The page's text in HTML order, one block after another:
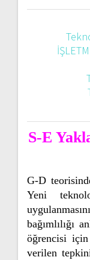
S-E
G-D
Yeni
bağımlılığı
öğrencisi
verilen